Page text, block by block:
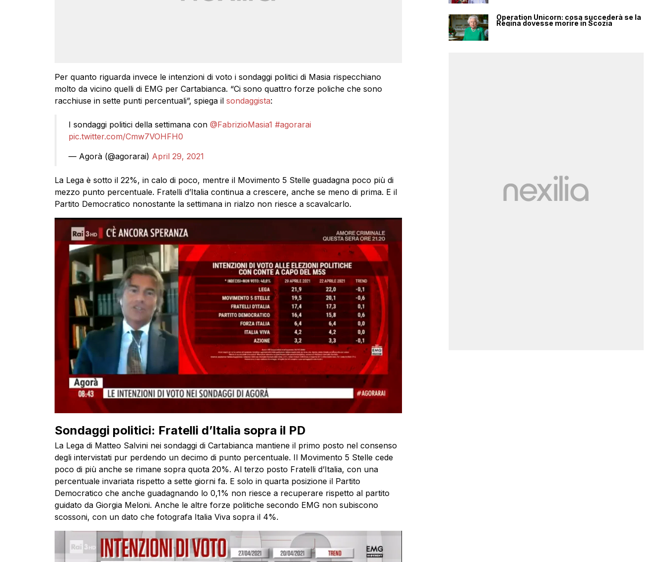
Per quanto riguarda invece le intenzioni di voto i sondaggi politici di Masia rispecchiano
molto da vicino quelli di EMG per Cartabianca. “Ci sono quattro forze poliche che sono
racchiuse in sette punti percentuali”, spiega il sondaggista:
I sondaggi politici della settimana con @FabrizioMasia1 #agorarai
pic.twitter.com/Cmw7VOHFH0
— Agorà (@agorarai) April 29, 2021
La Lega è sotto il 22%, in calo di poco, mentre il Movimento 5 Stelle guadagna poco più di
mezzo punto percentuale. Fratelli d’Italia continua a crescere, anche se meno di prima. E il
Partito Democratico nonostante la settimana in rialzo non riesce a scavalcarlo.
Sondaggi politici: Fratelli d’Italia sopra il PD
La Lega di Matteo Salvini nei sondaggi di Cartabianca mantiene il primo posto nel consenso
degli intervistati pur perdendo un decimo di punto percentuale. Il Movimento 5 Stelle cede
poco di più anche se rimane sopra quota 20%. Al terzo posto Fratelli d’Italia, con una
percentuale invariata rispetto a sette giorni fa. E solo in quarta posizione il Partito
Democratico che anche guadagnando lo 0,1% non riesce a recuperare rispetto al partito
guidato da Giorgia Meloni. Anche le altre forze politiche secondo EMG non subiscono
scossoni, con un dato che fotografa Italia Viva sopra il 4%.
Operation Unicorn: cosa succederà se la
Regina dovesse morire in Scozia